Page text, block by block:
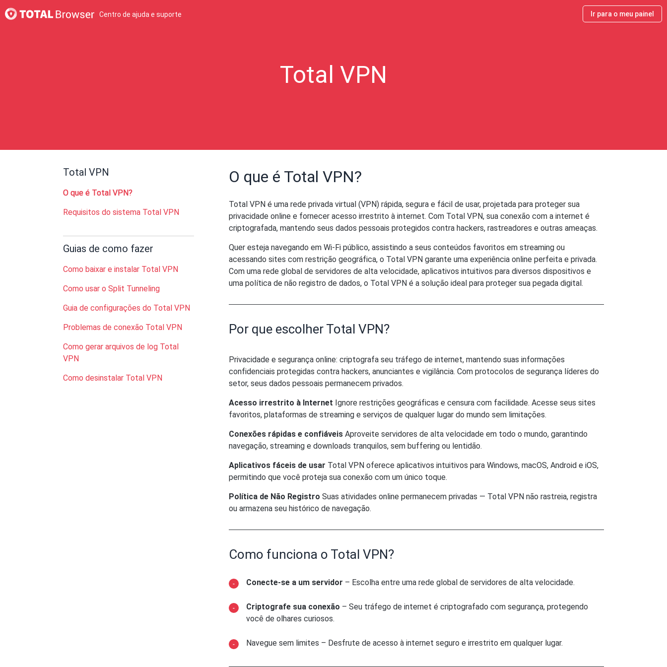
Centro de ajuda e suporte Ir para o meu painel
Total VPN
Total VPN
O que é Total VPN?
Requisitos do sistema Total VPN
Guias de como fazer
Como baixar e instalar Total VPN
Como usar o Split Tunneling
Guia de configurações do Total VPN
Problemas de conexão Total VPN
Como gerar arquivos de log Total
VPN
Como desinstalar Total VPN
O que é Total VPN?
Total VPN é uma rede privada virtual (VPN) rápida, segura e fácil de usar, projetada para proteger sua
privacidade online e fornecer acesso irrestrito à internet. Com Total VPN, sua conexão com a internet é
criptografada, mantendo seus dados pessoais protegidos contra hackers, rastreadores e outras ameaças.
Quer esteja navegando em Wi-Fi público, assistindo a seus conteúdos favoritos em streaming ou
acessando sites com restrição geográfica, o Total VPN garante uma experiência online perfeita e privada.
Com uma rede global de servidores de alta velocidade, aplicativos intuitivos para diversos dispositivos e
uma política de não registro de dados, o Total VPN é a solução ideal para proteger sua pegada digital.
Por que escolher Total VPN?
Privacidade e segurança online: criptografa seu tráfego de internet, mantendo suas informações
confidenciais protegidas contra hackers, anunciantes e vigilância. Com protocolos de segurança líderes do
setor, seus dados pessoais permanecem privados.
Acesso irrestrito à Internet Ignore restrições geográficas e censura com facilidade. Acesse seus sites
favoritos, plataformas de streaming e serviços de qualquer lugar do mundo sem limitações.
Conexões rápidas e confiáveis Aproveite servidores de alta velocidade em todo o mundo, garantindo
navegação, streaming e downloads tranquilos, sem buffering ou lentidão.
Aplicativos fáceis de usar Total VPN oferece aplicativos intuitivos para Windows, macOS, Android e iOS,
permitindo que você proteja sua conexão com um único toque.
Política de Não Registro Suas atividades online permanecem privadas — Total VPN não rastreia, registra
ou armazena seu histórico de navegação.
Como funciona o Total VPN?
Conecte-se a um servidor – Escolha entre uma rede global de servidores de alta velocidade.
Criptografe sua conexão – Seu tráfego de internet é criptografado com segurança, protegendo
você de olhares curiosos.
Navegue sem limites – Desfrute de acesso à internet seguro e irrestrito em qualquer lugar.